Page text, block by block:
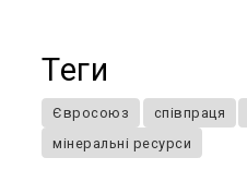
Теги
Євросоюз співпраця
мінеральні ресурси